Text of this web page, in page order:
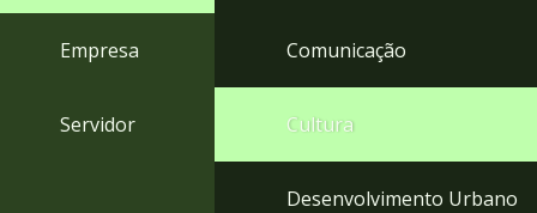
Empresa
Servidor
Comunicação
Cultura
Desenvolvimento Urbano